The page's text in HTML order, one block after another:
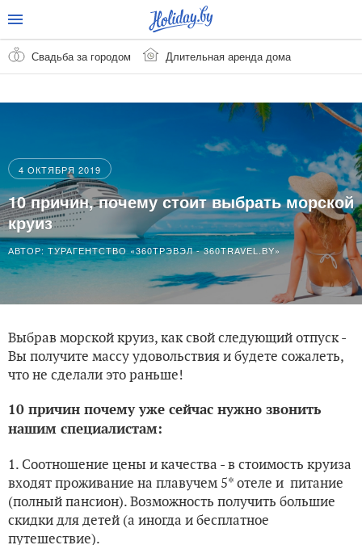
Свадьба за городом Длительная аренда дома
4 ОКТЯБРЯ 2019
10 причин, почему стоит выбрать морской
круиз
АВТОР: ТУРАГЕНТСТВО «360ТРЭВЭЛ - 360TRAVEL.BY»
Выбрав морской круиз, как свой следующий отпуск -
Вы получите массу удовольствия и будете сожалеть,
что не сделали это раньше!
10 причин почему уже сейчас нужно звонить
нашим специалистам:
1. Соотношение цены и качества - в стоимость круиза
входят проживание на плавучем 5* отеле и питание
(полный пансион). Возможность получить большие
скидки для детей (а иногда и бесплатное
путешествие).